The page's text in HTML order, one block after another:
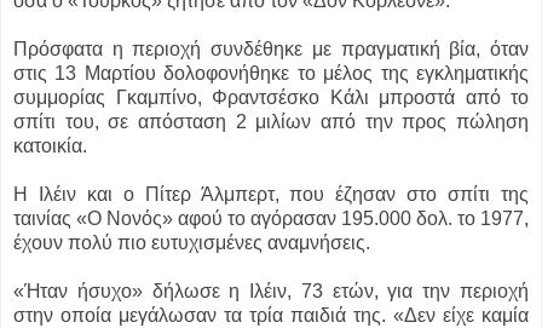
Πρόσφατα η περιοχή συνδέθηκε με πραγματική βία, όταν
στις 13 Μαρτίου δολοφονήθηκε το μέλος της εγκληματικής
συμμορίας Γκαμπίνο, Φραντσέσκο Κάλι μπροστά από το
σπίτι του, σε απόσταση 2 μιλίων από την προς πώληση
κατοικία.
Η Ιλέιν και ο Πίτερ Άλμπερτ, που έζησαν στο σπίτι της
ταινίας «Ο Νονός» αφού το αγόρασαν 195.000 δολ. το 1977,
έχουν πολύ πιο ευτυχισμένες αναμνήσεις.
«Ήταν ήσυχο» δήλωσε η Ιλέιν, 73 ετών, για την περιοχή
στην οποία μεγάλωσαν τα τρία παιδιά της. «Δεν είχε καμία